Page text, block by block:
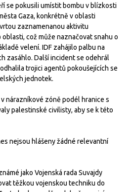
se pokusili umístit bombu v blízkosti
Gaza, konkrétně v oblasti
zaznamenanou aktivitu
což může naznačovat snahu o
velení. IDF zahájilo palbu na
zasáhlo. Další incident se odehrál
trojici agentů pokoušejících se
jednotek.
nárazníkové zóně podél hranice s
palestinské civilisty, aby se k této
nejsou hlášeny žádné relevantní
jako Vojenská rada Suvajdy
těžkou vojenskou techniku do